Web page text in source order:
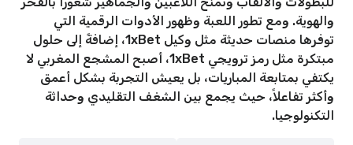
والهوية. ومع تطور اللعبة وظهور الأدوات الرقمية التي
توفرها منصات حديثة مثل وكيل 1xBet، إضافةً إلى حلول
مبتكرة مثل رمز ترويجي 1xBet، أصبح المشجع المغربي لا
يكتفي بمتابعة المباريات، بل يعيش التجربة بشكل أعمق
وأكثر تفاعلاً، حيث يجمع بين الشغف التقليدي وحداثة
التكنولوجيا.